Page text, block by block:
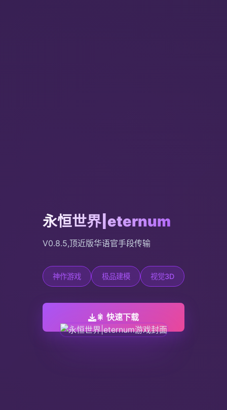
永恒世界|eternum
V0.8.5,顶近版华语官手段传输
神作游戏 极品建模 视觉3D
🎇 快速下载